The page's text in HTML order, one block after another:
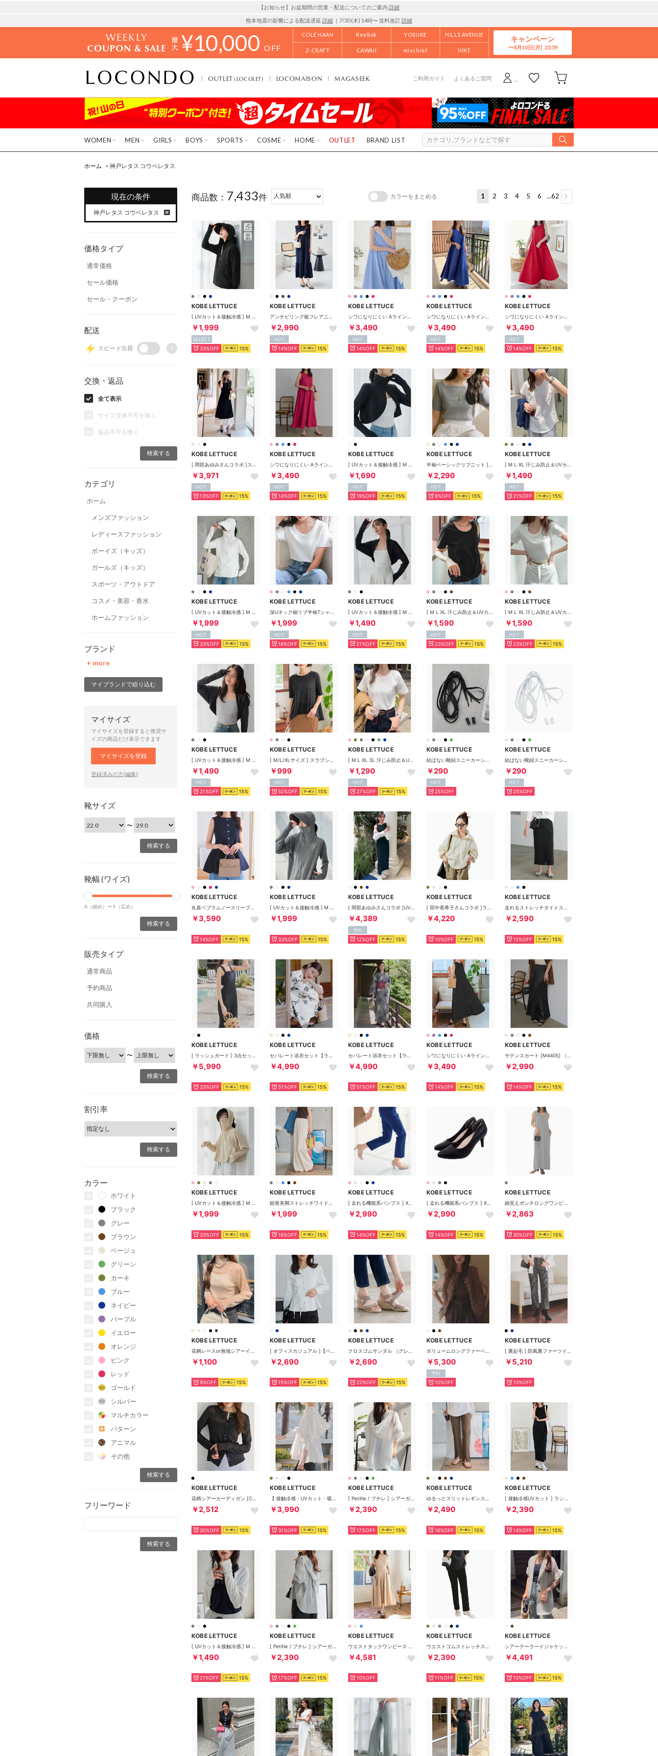
【お知らせ】お盆期間の営業・配送についてのご案内 詳細
熊本地震の影響による配送遅延 詳細 ｜7/30 (木) 14時〜 送料改訂詳細
WEEKLY
COUPON & SALE ¥10,000 OFF
COLE HAAN Reebok YOSUKE HILLS AVENUE
Z-CRAFT CAWAII mischief NIKE
キャンペーン
8月10日(月)
OUTLET(LOCOLET) LOCOMAISON MAGASEEK ご利用ガイド よくあるご質問
WOMEN MEN GIRLS BOYS SPORTS COSME HOME OUTLET BRAND LIST
ホーム > 神戸レタス コウベレタス
現在の条件
神戸レタス コウベレタス
価格タイプ
通常価格
セール価格
セール・クーポン
配送
スピード出荷 ?
交換・返品
全て表示
サイズ交換不可を除く
返品不可を除く
カテゴリ
ホーム
メンズファッション
レディースファッション
ボーイズ（キッズ）
ガールズ（キッズ）
スポーツ・アウトドア
コスメ・美容・香水
ホームファッション
ブランド
+ more
マイブランドで絞り込む
マイサイズ
マイサイズを登録すると推奨サ
イズの商品だけ表示できます
マイサイズを登録
登録済みの方(編集)
靴サイズ
〜
靴幅 (ワイズ)
A（細め）〜 F（広め）
販売タイプ
通常商品
予約商品
共同購入
価格
〜
割引率
カラー
ホワイト
ブラック
グレー
ブラウン
ベージュ
グリーン
カーキ
ブルー
ネイビー
パープル
イエロー
オレンジ
ピンク
レッド
ゴールド
シルバー
マルチカラー
パターン
アニマル
その他
フリーワード
商品数： 7,433件 カラーをまとめる 1 2 3 4 5 6 ...62
KOBE LETTUCE
￥1,999
SELECT
33%OFF 15%
KOBE LETTUCE
￥2,990
HOT
14%OFF 15%
KOBE LETTUCE
￥3,490
HOT
14%OFF 15%
KOBE LETTUCE
￥3,490
HOT
14%OFF 15%
KOBE LETTUCE
￥3,490
HOT
14%OFF 15%
KOBE LETTUCE
￥3,971
HOT
13%OFF 15%
KOBE LETTUCE
￥3,490
HOT
14%OFF 15%
KOBE LETTUCE
￥1,690
HOT
19%OFF 15%
KOBE LETTUCE
￥2,290
HOT
8%OFF 15%
KOBE LETTUCE
￥1,490
HOT
21%OFF 15%
KOBE LETTUCE
￥1,999
HOT
33%OFF 15%
KOBE LETTUCE
￥1,999
HOT
16%OFF 15%
KOBE LETTUCE
￥1,490
HOT
21%OFF 15%
KOBE LETTUCE
￥1,590
HOT
23%OFF 15%
KOBE LETTUCE
￥1,590
HOT
23%OFF 15%
KOBE LETTUCE
￥1,490
HOT
21%OFF 15%
KOBE LETTUCE
￥999
HOT
52%OFF 15%
KOBE LETTUCE
￥1,290
HOT
27%OFF 15%
KOBE LETTUCE
￥290
HOT
25%OFF
KOBE LETTUCE
￥290
HOT
25%OFF
KOBE LETTUCE
￥3,590
14%OFF 15%
KOBE LETTUCE
￥1,999
33%OFF 15%
KOBE LETTUCE
￥4,389
予約
12%OFF 15%
KOBE LETTUCE
￥4,220
10%OFF 15%
KOBE LETTUCE
￥2,590
15%OFF 15%
KOBE LETTUCE
￥5,990
33%OFF 15%
KOBE LETTUCE
￥4,990
51%OFF 15%
KOBE LETTUCE
￥4,990
51%OFF 15%
KOBE LETTUCE
￥3,490
14%OFF 15%
KOBE LETTUCE
￥2,990
14%OFF 15%
KOBE LETTUCE
￥1,999
33%OFF 15%
KOBE LETTUCE
￥1,999
16%OFF 15%
KOBE LETTUCE
￥2,990
14%OFF 15%
KOBE LETTUCE
￥2,990
14%OFF 15%
KOBE LETTUCE
￥2,863
30%OFF 15%
KOBE LETTUCE
￥1,100
9%OFF 15%
KOBE LETTUCE
￥2,690
15%OFF 15%
KOBE LETTUCE
￥2,690
22%OFF 15%
KOBE LETTUCE
￥5,300
予約
10%OFF
KOBE LETTUCE
￥5,210
10%OFF
KOBE LETTUCE
￥2,512
30%OFF 15%
KOBE LETTUCE
￥3,990
31%OFF 15%
KOBE LETTUCE
￥2,390
17%OFF 15%
KOBE LETTUCE
￥2,490
16%OFF 15%
KOBE LETTUCE
￥2,390
14%OFF 15%
KOBE LETTUCE
￥1,490
21%OFF 15%
KOBE LETTUCE
￥2,390
17%OFF 15%
KOBE LETTUCE
￥4,581
10%OFF
KOBE LETTUCE
￥2,390
11%OFF 15%
KOBE LETTUCE
￥4,491
10%OFF 15%